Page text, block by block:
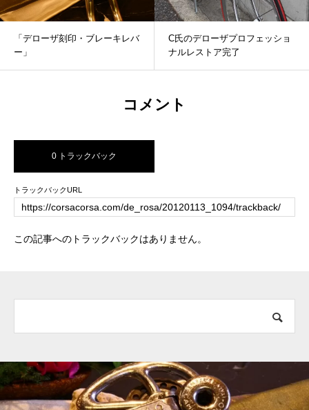
「デローザ刻印・ブレーキレバ
ー」
C氏のデローザプロフェッショ
ナルレストア完了
コメント
0 トラックバック
トラックバックURL
この記事へのトラックバックはありません。